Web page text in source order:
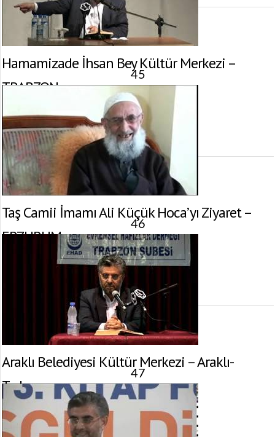
Hamamizade İhsan Bey Kültür Merkezi –
TRABZON
20 Haziran 2011 tarihinde yayınlandı.
Gösterim: 4.322
görüntülenme
45
Taş Camii İmamı Ali Küçük Hoca’yı Ziyaret –
ERZURUM
20 Haziran 2011 tarihinde yayınlandı.
46
Araklı Belediyesi Kültür Merkezi – Araklı-
Trabzon
20 Haziran 2011 tarihinde yayınlandı.
Gösterim:
2.889
47